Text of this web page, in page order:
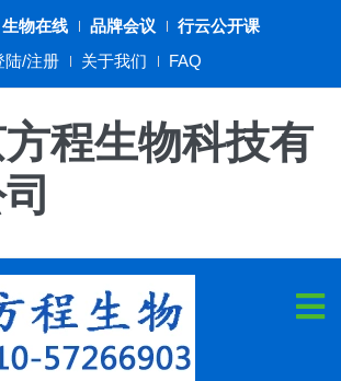
生物在线 品牌会议
行云公开课
陆/注册
关于我们 FAQ
程生物科技有